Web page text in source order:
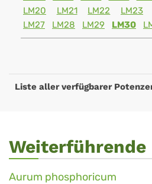
LM20
LM21 LM22 LM23
LM27
LM28 LM29 LM30
Liste aller verfügbarer
Aurum phosphoricum